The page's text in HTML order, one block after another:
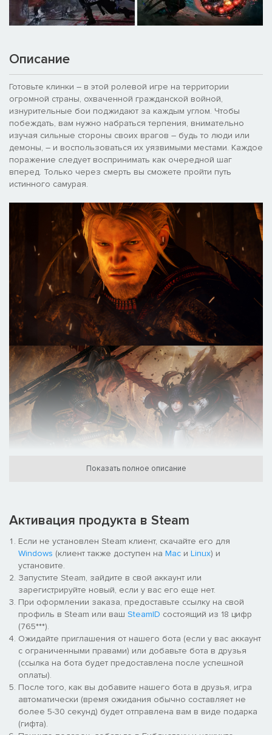
Описание
Готовьте клинки – в этой ролевой игре на территории
огромной страны, охваченной гражданской войной,
изнурительные бои поджидают за каждым углом. Чтобы
побеждать, вам нужно набраться терпения, внимательно
изучая сильные стороны своих врагов – будь то люди или
демоны, – и воспользоваться их уязвимыми местами. Каждое
поражение следует воспринимать как очередной шаг
вперед. Только через смерть вы сможете пройти путь
истинного самурая.
дополнения с новыми главами: «Дракон севера», «Честь и
Дракон севера
В этом дополнении вам откроется область Тохоку, где Датэ
Масамунэ, прозванный Одноглазым драконом, тайно
занимается добычей камней духов.
Показать полное описание
Активация продукта в Steam
Если не установлен Steam клиент, скачайте его для
Windows (клиент также доступен на Mac и Linux) и
установите.
Запустите Steam, зайдите в свой аккаунт или
зарегистрируйте новый, если у вас его еще нет.
При оформлении заказа, предоставьте ссылку на свой
профиль в Steam или ваш SteamID состоящий из 18 цифр
(765***).
Ожидайте приглашения от нашего бота (если у вас аккаунт
с ограниченными правами) или добавьте бота в друзья
(ссылка на бота будет предоставлена после успешной
оплаты).
После того, как вы добавите нашего бота в друзья, игра
автоматически (время ожидания обычно составляет не
более 5-30 секунд) будет отправлена вам в виде подарка
(гифта).